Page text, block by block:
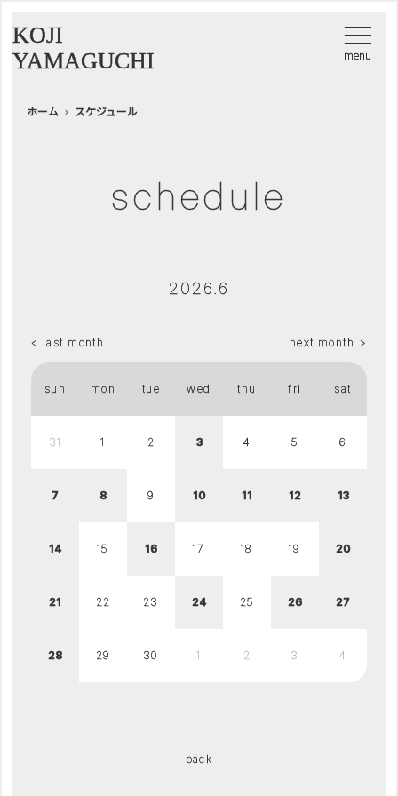
KOJI
YAMAGUCHI
ホーム スケジュール
schedule
2026.6
< last month next month >
sun mon tue wed thu fri sat
31 1 2 3 4 5 6
7 8 9 10 11 12 13
14 15 16 17 18 19 20
21 22 23 24 25 26 27
28 29 30 1 2 3 4
back